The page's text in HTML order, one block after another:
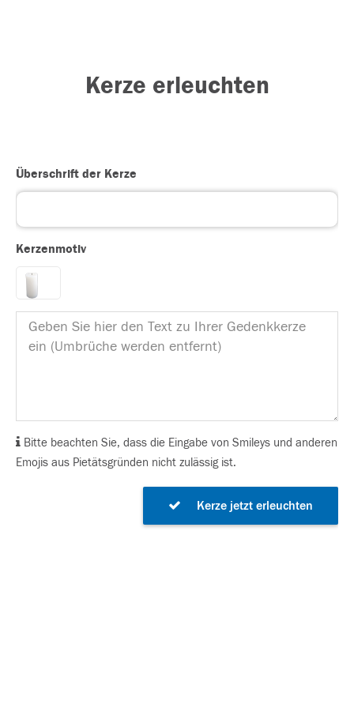
Kerze erleuchten
Überschrift der Kerze
Kerzenmotiv
Bitte beachten Sie, dass die Eingabe von Smileys und anderen
Emojis aus Pietätsgründen nicht zulässig ist.
Kerze jetzt erleuchten